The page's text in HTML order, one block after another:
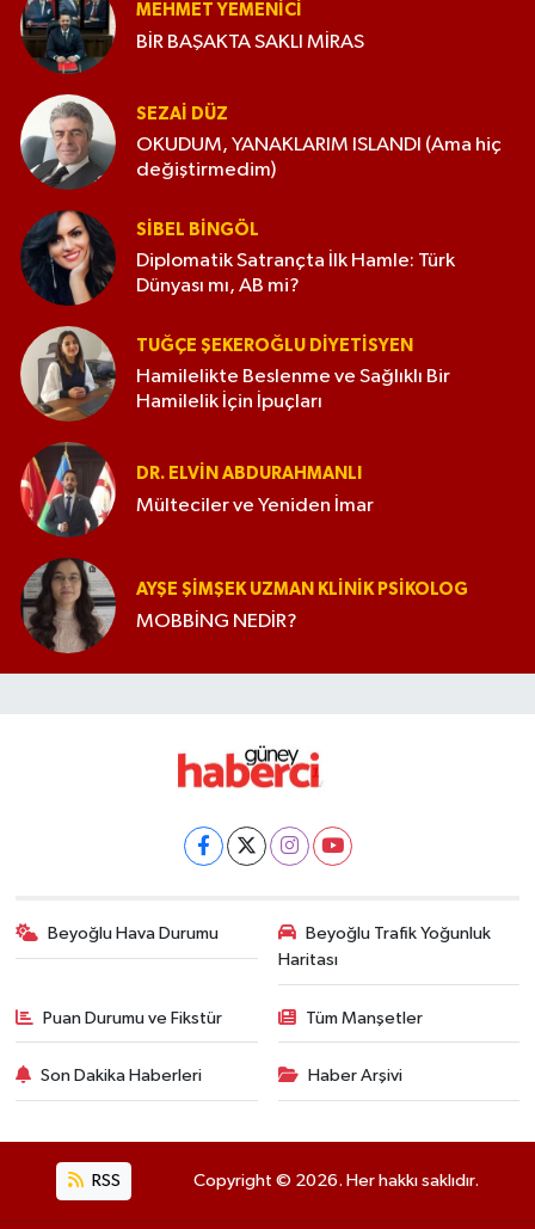
MEHMET YEMENICI
BİR BAŞAKTA SAKLI MİRAS
SEZAI DÜZ
OKUDUM, YANAKLARIM ISLANDI (Ama hiç
değiştirmedim)
SIBEL BINGÖL
Diplomatik Satrançta İlk Hamle: Türk
Dünyası mı, AB mi?
TUĞÇE ŞEKEROĞLU DIYETISYEN
Hamilelikte Beslenme ve Sağlıklı Bir
Hamilelik İçin İpuçları
DR. ELVIN ABDURAHMANLI
Mülteciler ve Yeniden İmar
AYŞE ŞIMŞEK UZMAN KLINIK PSIKOLOG
MOBBİNG NEDİR?
Beyoğlu Hava Durumu
Beyoğlu Trafik Yoğunluk
Haritası
Puan Durumu ve Fikstür Tüm Manşetler
Son Dakika Haberleri Haber Arşivi
RSS Copyright © 2026. Her hakkı saklıdır.